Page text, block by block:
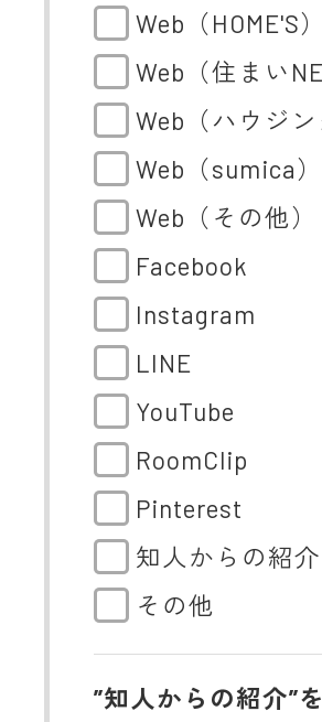
Web（HOME'S）
Web（住まい
Web（ハウジン
Web（sumica）
Web（その他）
Facebook
Instagram
LINE
YouTube
RoomClip
Pinterest
知人からの紹介
その他
”知人からの紹介”